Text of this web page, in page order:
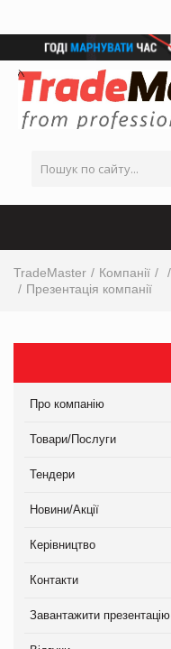
TradeMaster Компанії
Презентація компанії
Про компанію
Товари/Послуги
Тендери
Новини/Акції
Керівництво
Контакти
Завантажити презентацію